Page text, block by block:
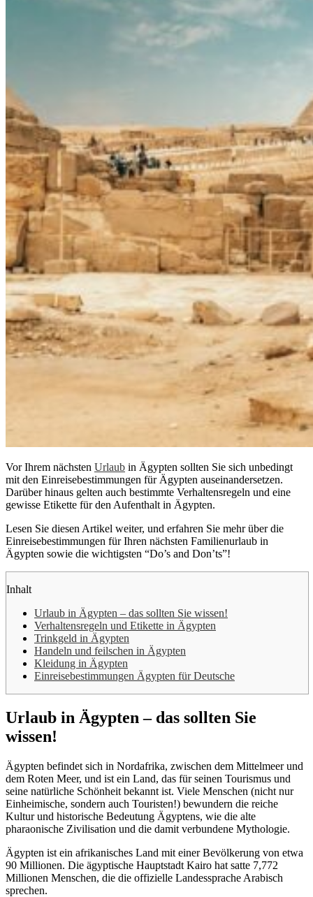
Vor Ihrem nächsten Urlaub in Ägypten sollten Sie sich unbedingt
mit den Einreisebestimmungen für Ägypten auseinandersetzen.
Darüber hinaus gelten auch bestimmte Verhaltensregeln und eine
gewisse Etikette für den Aufenthalt in Ägypten.
Lesen Sie diesen Artikel weiter, und erfahren Sie mehr über die
Einreisebestimmungen für Ihren nächsten Familienurlaub in
Ägypten sowie die wichtigsten “Do’s and Don’ts”!
Inhalt
Urlaub in Ägypten – das sollten Sie wissen!
Verhaltensregeln und Etikette in Ägypten
Trinkgeld in Ägypten
Handeln und feilschen in Ägypten
Kleidung in Ägypten
Einreisebestimmungen Ägypten für Deutsche
Urlaub in Ägypten – das sollten Sie
wissen!
Ägypten befindet sich in Nordafrika, zwischen dem Mittelmeer und
dem Roten Meer, und ist ein Land, das für seinen Tourismus und
seine natürliche Schönheit bekannt ist. Viele Menschen (nicht nur
Einheimische, sondern auch Touristen!) bewundern die reiche
Kultur und historische Bedeutung Ägyptens, wie die alte
pharaonische Zivilisation und die damit verbundene Mythologie.
Ägypten ist ein afrikanisches Land mit einer Bevölkerung von etwa
90 Millionen. Die ägyptische Hauptstadt Kairo hat satte 7,772
Millionen Menschen, die die offizielle Landessprache Arabisch
sprechen.